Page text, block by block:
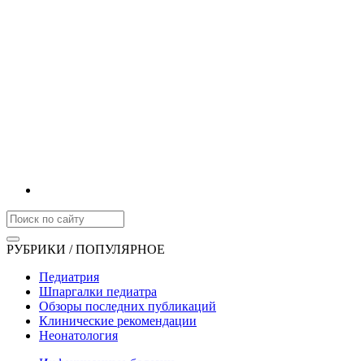
РУБРИКИ / ПОПУЛЯРНОЕ
Педиатрия
Шпаргалки педиатра
Обзоры последних публикаций
Клинические рекомендации
Неонатология